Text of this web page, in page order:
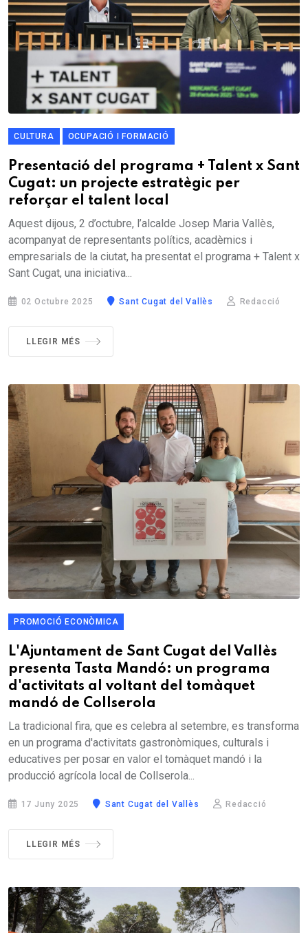
CULTURA OCUPACIÓ I FORMACIÓ
Presentació del programa + Talent x Sant
Cugat: un projecte estratègic per
reforçar el talent local
Aquest dijous, 2 d’octubre, l’alcalde Josep Maria Vallès,
acompanyat de representants polítics, acadèmics i
empresarials de la ciutat, ha presentat el programa + Talent x
Sant Cugat, una iniciativa...
02 Octubre 2025 Sant Cugat del Vallès Redacció
LLEGIR MÉS
PROMOCIÓ ECONÒMICA
L'Ajuntament de Sant Cugat del Vallès
presenta Tasta Mandó: un programa
d'activitats al voltant del tomàquet
mandó de Collserola
La tradicional fira, que es celebra al setembre, es transforma
en un programa d'activitats gastronòmiques, culturals i
educatives per posar en valor el tomàquet mandó i la
producció agrícola local de Collserola...
17 Juny 2025 Sant Cugat del Vallès Redacció
LLEGIR MÉS